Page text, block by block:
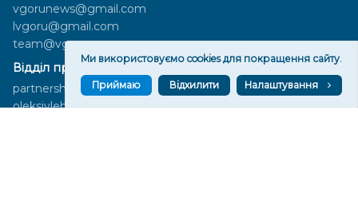
vgorunews@gmail.com
lvgoru@gmail.com
team@vgoru.org
Відділ продажів:
partnership@vgoru.org
oleksiylehen@vgoru.org
Ми використовуємо cookies для покращення сайту.
Приймаю Відхилити Налаштування